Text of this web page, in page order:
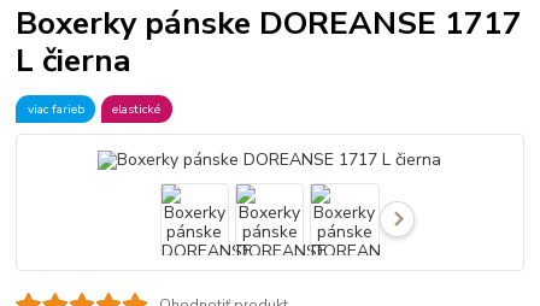
Boxerky pánske DOREANSE 1717
L čierna
viac farieb elastické